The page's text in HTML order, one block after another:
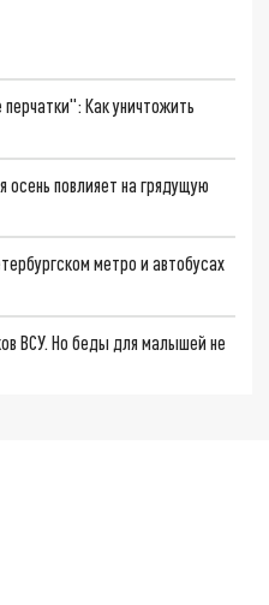
Как уничтожить
осень повлияет на грядущую
метро и автобусах
ВСУ. Но беды для малышей не